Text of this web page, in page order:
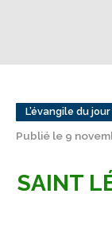
L’évangile du
Publié le 9
SAINT